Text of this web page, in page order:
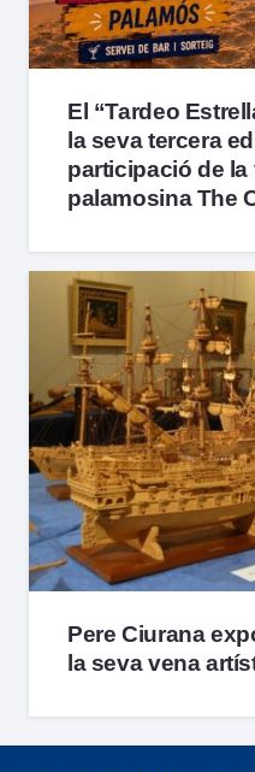
El “Tardeo
la seva tercera
participació de la
palamosina The
Pere Ciurana
la seva vena